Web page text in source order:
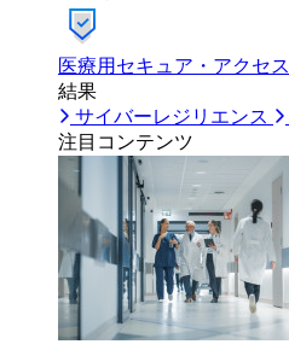
医療用セキュア・アクセス
結果
サイバーレジリエンス
注目コンテンツ